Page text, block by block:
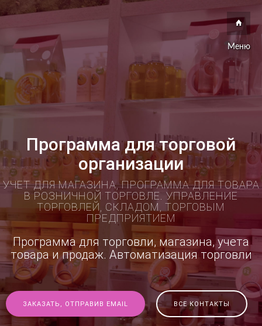
Меню
Программа для торговой
организации
УЧЕТ ДЛЯ МАГАЗИНА, ПРОГРАММА ДЛЯ ТОВАРА
В РОЗНИЧНОЙ ТОРГОВЛЕ. УПРАВЛЕНИЕ
ТОРГОВЛЕЙ, СКЛАДОМ, ТОРГОВЫМ
ПРЕДПРИЯТИЕМ
Программа для торговли, магазина, учета
товара и продаж. Автоматизация торговли
ЗАКАЗАТЬ, ОТПРАВИВ EMAIL ВСЕ КОНТАКТЫ